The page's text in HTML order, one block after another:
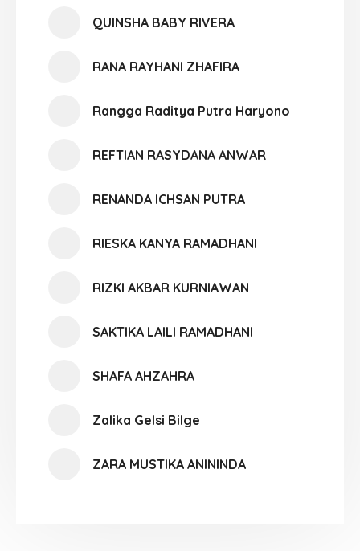
QUINSHA BABY RIVERA
RANA RAYHANI ZHAFIRA
Rangga Raditya Putra Haryono
REFTIAN RASYDANA ANWAR
RENANDA ICHSAN PUTRA
RIESKA KANYA RAMADHANI
RIZKI AKBAR KURNIAWAN
SAKTIKA LAILI RAMADHANI
SHAFA AHZAHRA
Zalika Gelsi Bilge
ZARA MUSTIKA ANININDA